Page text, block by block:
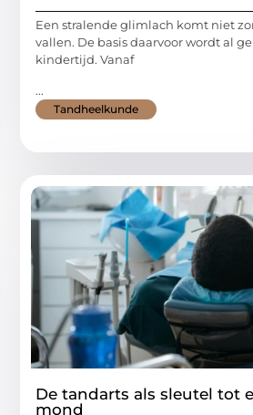
Een stralende glimlach komt niet
vallen. De basis daarvoor wordt al
kindertijd. Vanaf
...
Tandheelkunde
De tandarts als sleutel tot
mond